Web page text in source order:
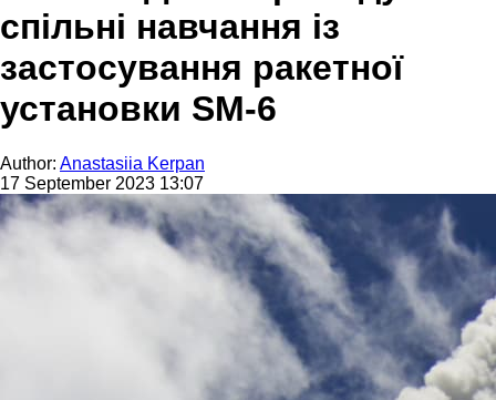
спільні навчання із
застосування ракетної
установки SM-6
Author: Anastasiia Kerpan
17 September 2023 13:07